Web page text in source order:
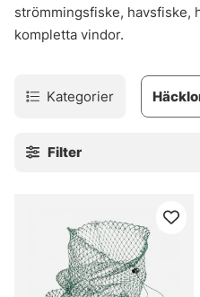
strömmingsfiske, havsfiske,
kompletta vindor.
Kategorier
Filter